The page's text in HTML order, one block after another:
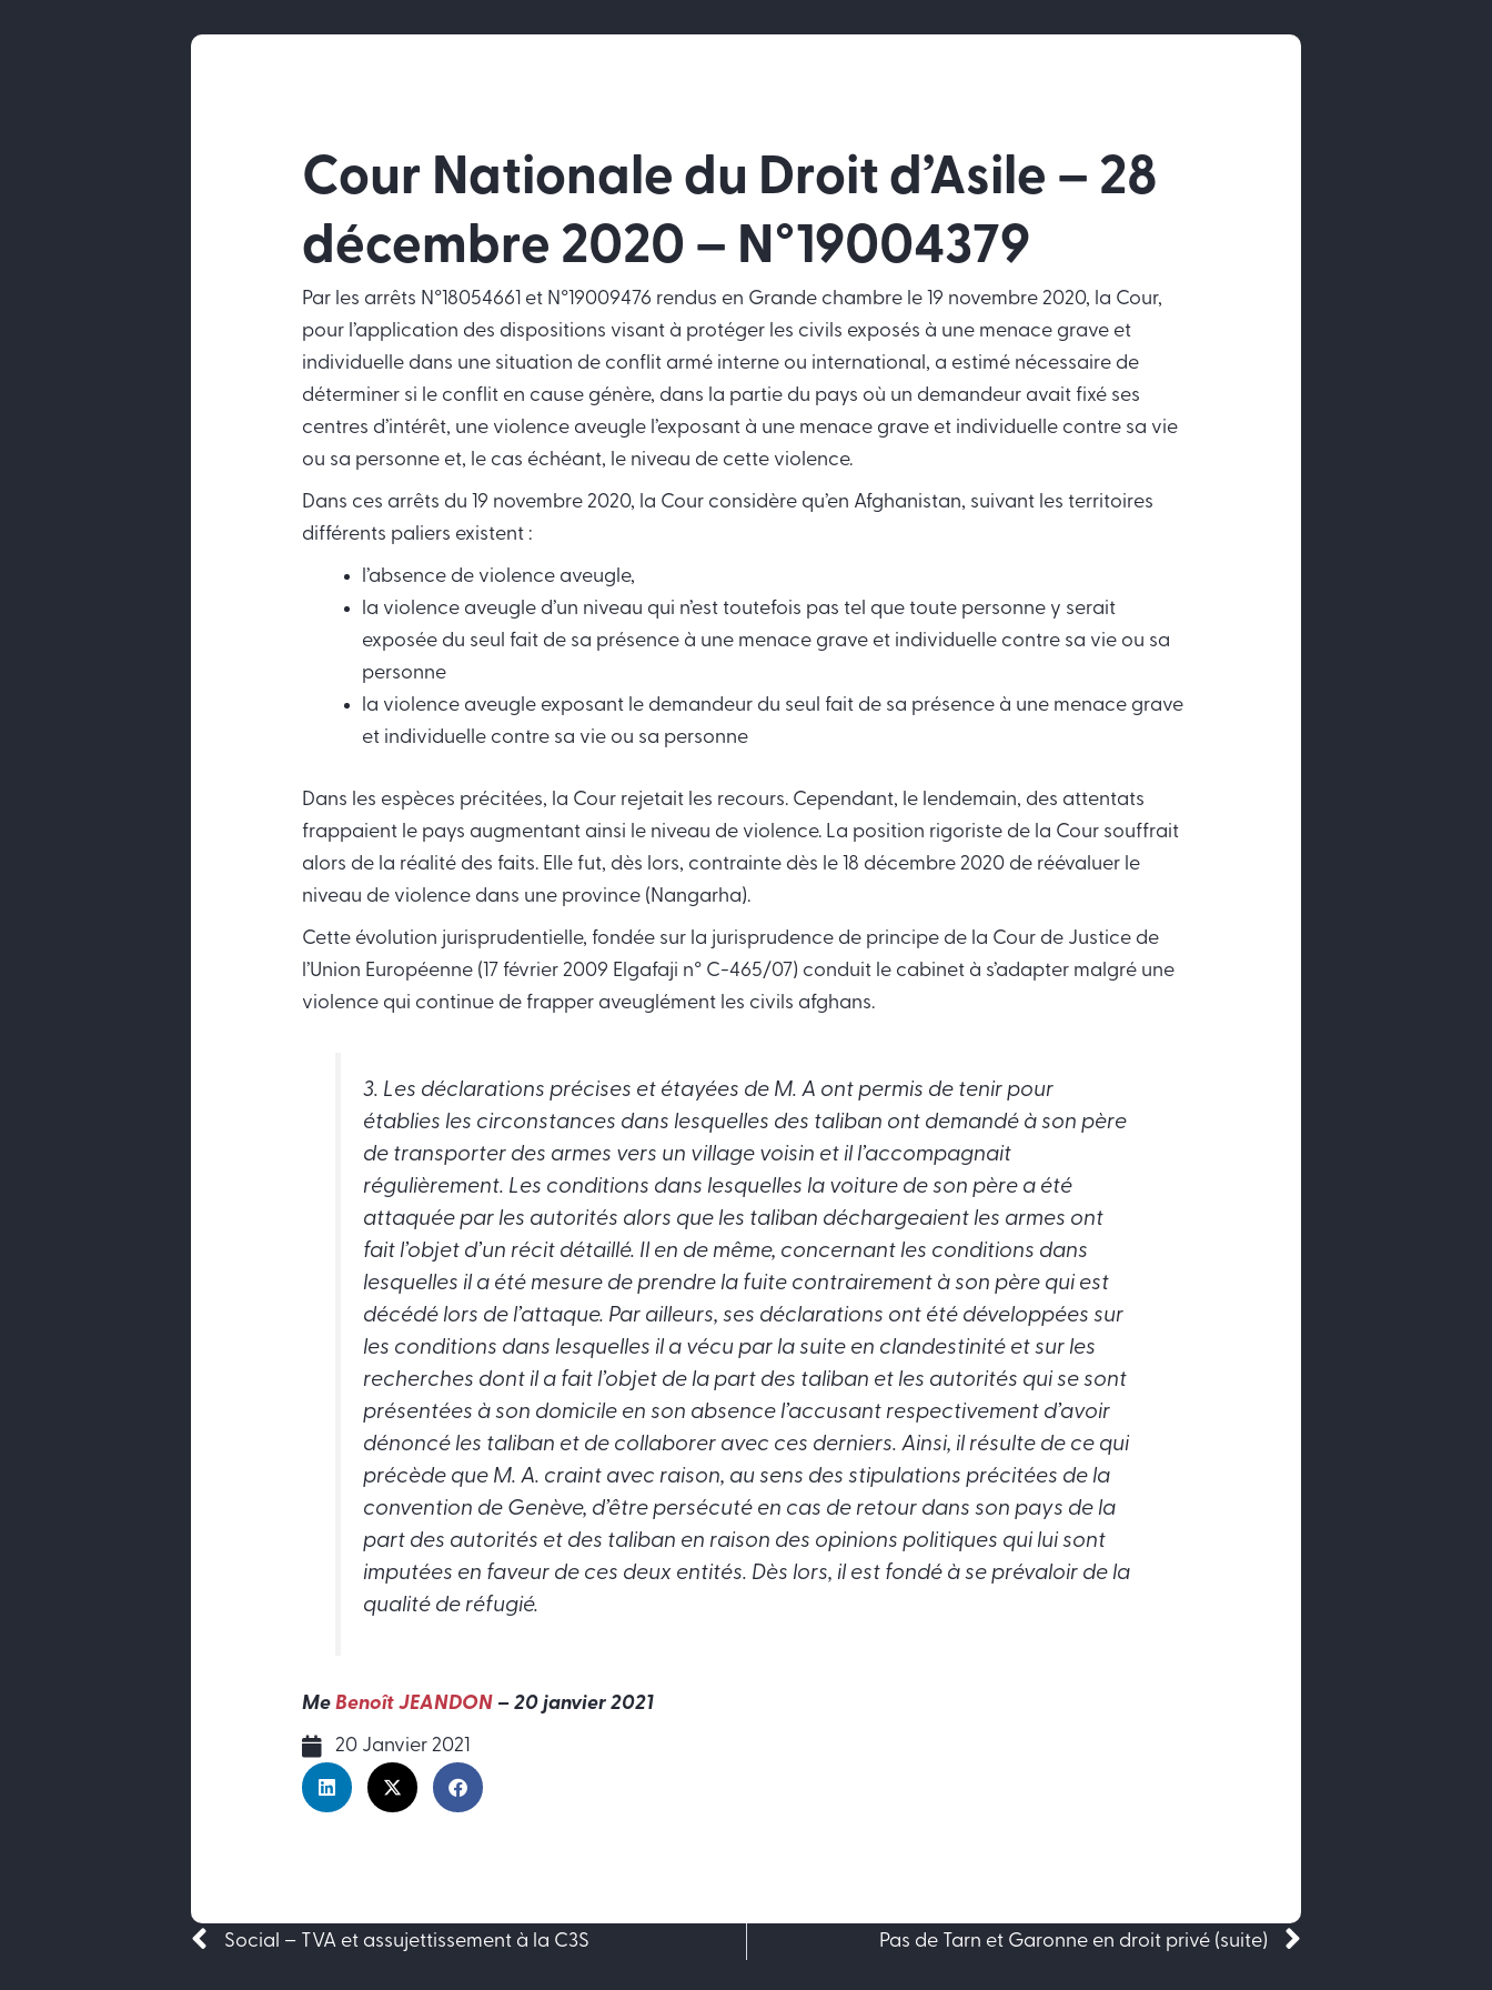
Cour Nationale du Droit d’Asile – 28
décembre 2020 – N°19004379
Par les arrêts N°18054661 et N°19009476 rendus en Grande chambre le 19 novembre 2020, la Cour,
pour l’application des dispositions visant à protéger les civils exposés à une menace grave et
individuelle dans une situation de conflit armé interne ou international, a estimé nécessaire de
déterminer si le conflit en cause génère, dans la partie du pays où un demandeur avait fixé ses
centres d’intérêt, une violence aveugle l’exposant à une menace grave et individuelle contre sa vie
ou sa personne et, le cas échéant, le niveau de cette violence.
Dans ces arrêts du 19 novembre 2020, la Cour considère qu’en Afghanistan, suivant les territoires
différents paliers existent :
l’absence de violence aveugle,
la violence aveugle d’un niveau qui n’est toutefois pas tel que toute personne y serait
exposée du seul fait de sa présence à une menace grave et individuelle contre sa vie ou sa
personne
la violence aveugle exposant le demandeur du seul fait de sa présence à une menace grave
et individuelle contre sa vie ou sa personne
Dans les espèces précitées, la Cour rejetait les recours. Cependant, le lendemain, des attentats
frappaient le pays augmentant ainsi le niveau de violence. La position rigoriste de la Cour souffrait
alors de la réalité des faits. Elle fut, dès lors, contrainte dès le 18 décembre 2020 de réévaluer le
niveau de violence dans une province (Nangarha).
Cette évolution jurisprudentielle, fondée sur la jurisprudence de principe de la Cour de Justice de
l’Union Européenne (17 février 2009 Elgafaji n° C-465/07) conduit le cabinet à s’adapter malgré une
violence qui continue de frapper aveuglément les civils afghans.
3. Les déclarations précises et étayées de M. A ont permis de tenir pour
établies les circonstances dans lesquelles des taliban ont demandé à son père
de transporter des armes vers un village voisin et il l’accompagnait
régulièrement. Les conditions dans lesquelles la voiture de son père a été
attaquée par les autorités alors que les taliban déchargeaient les armes ont
fait l’objet d’un récit détaillé. Il en de même, concernant les conditions dans
lesquelles il a été mesure de prendre la fuite contrairement à son père qui est
décédé lors de l’attaque. Par ailleurs, ses déclarations ont été développées sur
les conditions dans lesquelles il a vécu par la suite en clandestinité et sur les
recherches dont il a fait l’objet de la part des taliban et les autorités qui se sont
présentées à son domicile en son absence l’accusant respectivement d’avoir
dénoncé les taliban et de collaborer avec ces derniers. Ainsi, il résulte de ce qui
précède que M. A. craint avec raison, au sens des stipulations précitées de la
convention de Genève, d’être persécuté en cas de retour dans son pays de la
part des autorités et des taliban en raison des opinions politiques qui lui sont
imputées en faveur de ces deux entités. Dès lors, il est fondé à se prévaloir de la
qualité de réfugié.
Me Benoît JEANDON – 20 janvier 2021
20 Janvier 2021
Précédent
Social – TVA et assujettissement à la C3S Pas de Tarn et Garonne en droit privé (suite)